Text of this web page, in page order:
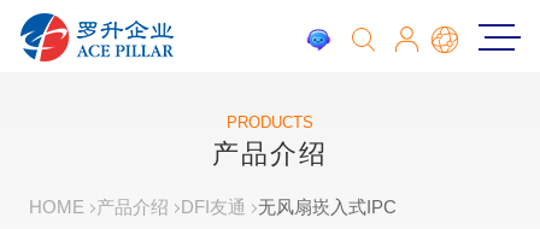
PRODUCTS
产品介绍
HOME 产品介绍 DFI友通 无风扇崁入式IPC